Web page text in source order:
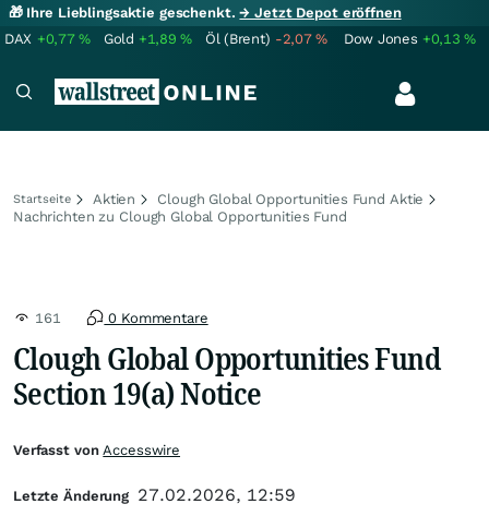
🎁 Ihre Lieblingsaktie geschenkt.→ Jetzt Depot eröffnen
DAX +0,77% Gold +1,89% Öl (Brent) -2,07% Dow Jones +0,13%
Startseite Aktien
Clough Global Opportunities Fund Aktie
Nachrichten zu Clough Global Opportunities Fund
161 0 Kommentare
Clough Global Opportunities Fund
Section 19(a) Notice
Verfasst vonAccesswire
Letzte Änderung 27.02.2026, 12:59